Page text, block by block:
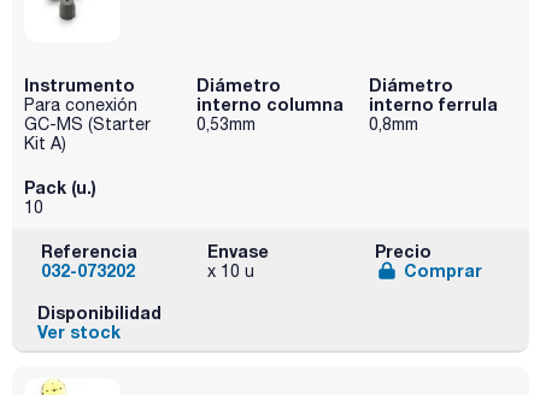
Instrumento
Para conexión
GC-MS (Starter
Kit A)
Diámetro
interno columna
0,53mm
Diámetro
interno ferrula
0,8mm
Pack (u.)
10
Referencia
032-073202
Envase
x 10 u
Precio
Comprar
Disponibilidad
Ver stock